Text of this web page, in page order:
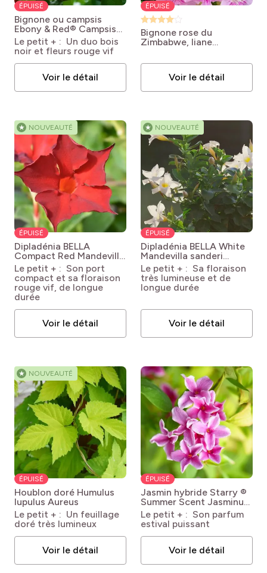
ÉPUISÉ
Bignone ou campsis
Ebony & Red® Campsis
radicans x grandiflora
'Mincamroug 13'
Ebony & Red®
Le petit + : Un duo bois
noir et fleurs rouge vif
Voir le détail
ÉPUISÉ
Bignone rose du
Zimbabwe, liane
brycei Podranea brycei
Voir le détail
★ NOUVEAUTÉ
ÉPUISÉ
Dipladénia BELLA
Compact Red Mandevilla
sanderi Inmanredcp
(BELLA COMPACT RED)
Le petit + : Son port
compact et sa floraison
rouge vif, de longue
durée
Voir le détail
★ NOUVEAUTÉ
ÉPUISÉ
Dipladénia BELLA White
Mandevilla sanderi
Inmanbewhi (BELLA
WHITE)
Le petit + : Sa floraison
très lumineuse et de
longue durée
Voir le détail
★ NOUVEAUTÉ
ÉPUISÉ
Houblon doré Humulus
lupulus Aureus
Le petit + : Un feuillage
doré très lumineux
Voir le détail
ÉPUISÉ
Jasmin hybride Starry ®
Summer Scent Jasminum
x stephanense 'Ganmin
1701' STARRY SUMMER
SCENT
Le petit + : Son parfum
estival puissant
Voir le détail